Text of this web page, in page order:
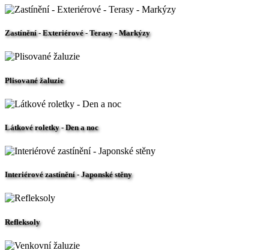
Zastínění - Exteriérové - Terasy - Markýzy
Plisované žaluzie
Látkové roletky - Den a noc
Interiérové zastínění - Japonské stěny
Refleksoly